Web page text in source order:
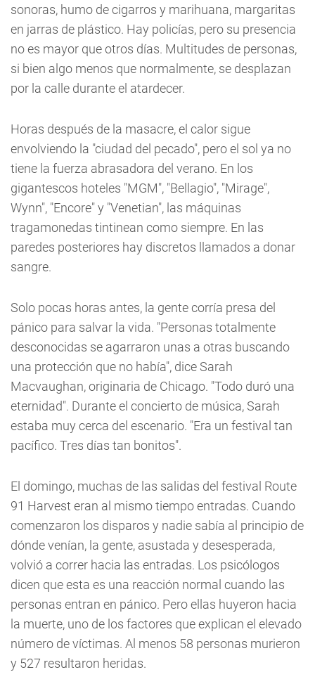
sonoras, humo de cigarros y marihuana, margaritas
en jarras de plástico. Hay policías, pero su presencia
no es mayor que otros días. Multitudes de personas,
si bien algo menos que normalmente, se desplazan
por la calle durante el atardecer.
Horas después de la masacre, el calor sigue
envolviendo la "ciudad del pecado", pero el sol ya no
tiene la fuerza abrasadora del verano. En los
gigantescos hoteles "MGM", "Bellagio", "Mirage",
Wynn", "Encore" y "Venetian", las máquinas
tragamonedas tintinean como siempre. En las
paredes posteriores hay discretos llamados a donar
sangre.
Solo pocas horas antes, la gente corría presa del
pánico para salvar la vida. "Personas totalmente
desconocidas se agarraron unas a otras buscando
una protección que no había", dice Sarah
Macvaughan, originaria de Chicago. "Todo duró una
eternidad". Durante el concierto de música, Sarah
estaba muy cerca del escenario. "Era un festival tan
pacífico. Tres días tan bonitos".
El domingo, muchas de las salidas del festival Route
91 Harvest eran al mismo tiempo entradas. Cuando
comenzaron los disparos y nadie sabía al principio de
dónde venían, la gente, asustada y desesperada,
volvió a correr hacia las entradas. Los psicólogos
dicen que esta es una reacción normal cuando las
personas entran en pánico. Pero ellas huyeron hacia
la muerte, uno de los factores que explican el elevado
número de víctimas. Al menos 58 personas murieron
y 527 resultaron heridas.